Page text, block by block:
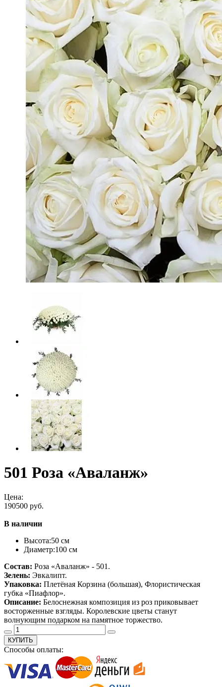
501 Роза «Аваланж»
Цена:
190500 руб.
В наличии
Высота:50 см
Диаметр:100 см
Состав: Роза «Аваланж» - 501.
Зелень: Эвкалипт.
Упаковка: Плетёная Корзина (большая), Флористическая
губка «Пиафлор».
Описание: Белоснежная композиция из роз приковывает
восторженные взгляды. Королевские цветы станут
волнующим подарком на памятное торжество.
КУПИТЬ
Способы оплаты: